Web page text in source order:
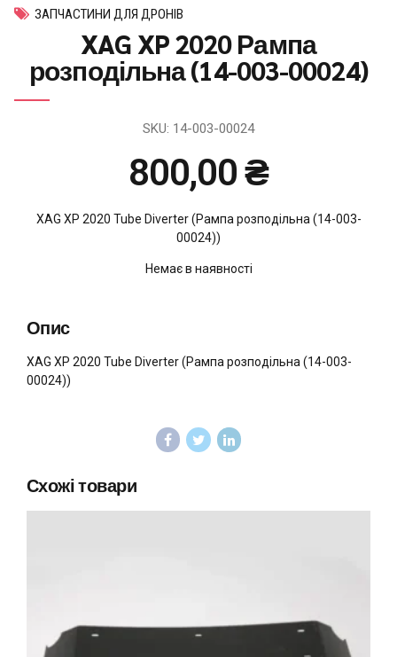
ЗАПЧАСТИНИ ДЛЯ ДРОНІВ
XAG XP 2020 Рампа
розподільна (14-003-00024)
SKU: 14-003-00024
800,00₴
XAG XP 2020 Tube Diverter (Рампа розподільна (14-003-
00024))
Немає в наявності
Опис
XAG XP 2020 Tube Diverter (Рампа розподільна (14-003-
00024))
Схожі товари